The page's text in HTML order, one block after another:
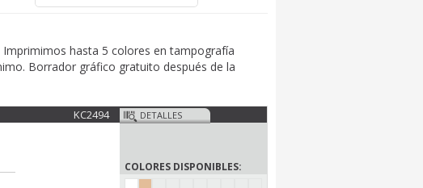
Imprimimos hasta 5 colores en tampografía
Borrador gráfico gratuito después de la
KC2494 DETALLES
COLORES DISPONIBLES: